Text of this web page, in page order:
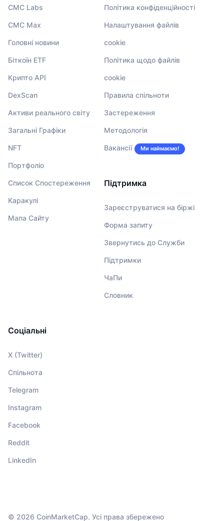
CMC Labs
CMC Max
Головні новини
Біткоїн ETF
Крипто API
DexScan
Активи реального світу
Загальні Графіки
NFT
Портфоліо
Список Спостереження
Каракулі
Мапа Сайту
Політика конфіденційності
Налаштування файлів
cookie
Політика щодо файлів
cookie
Правила спільноти
Застереження
Методологія
Вакансії Ми наймаємо!
Підтримка
Зареєструватися на біржі
Форма запиту
Звернутись до Служби
Підтримки
ЧаПи
Словник
Соціальні
X (Twitter)
Спільнота
Telegram
Instagram
Facebook
Reddit
LinkedIn
© 2026 CoinMarketCap. Усі права збережено